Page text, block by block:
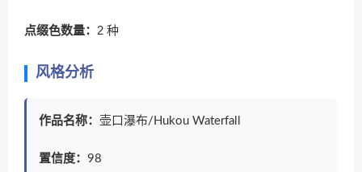
点缀色数量： 2 种
风格分析
作品名称： 壶口瀑布/Hukou Waterfall
置信度： 98